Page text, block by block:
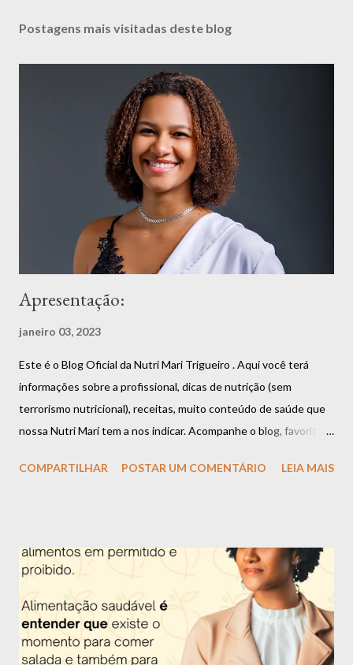
Postagens mais visitadas deste blog
Apresentação:
janeiro 03, 2023
Este é o Blog Oficial da Nutri Mari Trigueiro . Aqui você terá
informações sobre a profissional, dicas de nutrição (sem
terrorismo nutricional), receitas, muito conteúdo de saúde que
nossa Nutri Mari tem a nos indicar. Acompanhe o blog, favorite,
uma boa alimentação é garantia de saúde e longevidade.
anos e desde os 16 anos eu escolhi essa profissão por ver o
impacto que uma má alimentação causa na saúde e querer
descobrir uma forma de mudar essa situação e assim ajudar as
pessoas. Apesar de ter muitas outras paixões, como citei
anteriormente, eu nunca consegui me enxergar fazendo outra
COMPARTILHAR POSTAR UM COMENTÁRIO LEIA MAIS